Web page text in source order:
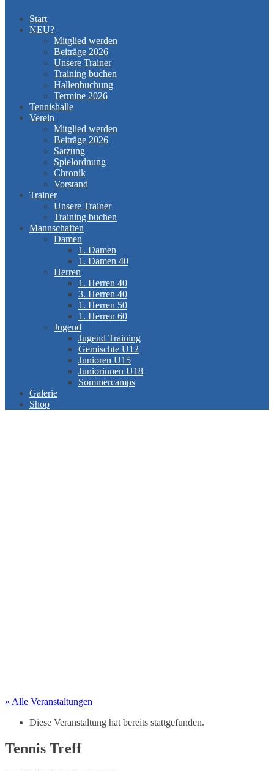
Start
NEU?
Mitglied werden
Beiträge 2026
Unsere Trainer
Training buchen
Hallenbuchung
Termine 2026
Tennishalle
Verein
Mitglied werden
Beiträge 2026
Satzung
Spielordnung
Chronik
Vorstand
Trainer
Unsere Trainer
Training buchen
Mannschaften
Damen
1. Damen
1. Damen 40
Herren
1. Herren 40
3. Herren 40
1. Herren 50
1. Herren 60
Jugend
Jugend Training
Gemischte U12
Junioren U15
Juniorinnen U18
Sommercamps
Galerie
Shop
« Alle Veranstaltungen
Diese Veranstaltung hat bereits stattgefunden.
Tennis Treff